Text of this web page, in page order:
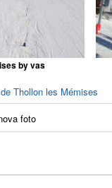
by vas
Thollon les Mémises
foto